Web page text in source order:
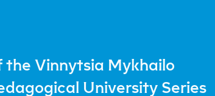
the past and contemporary challenges of war
the Vinnytsia Mykhailo
University Series